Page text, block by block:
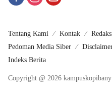
Tentang Kami Kontak
Pedoman Media Siber
Indeks Berita
Copyright @ 2026